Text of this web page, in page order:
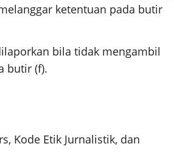
ketentuan pada butir
bila tidak mengambil
butir (f).
Kode Etik Jurnalistik, dan